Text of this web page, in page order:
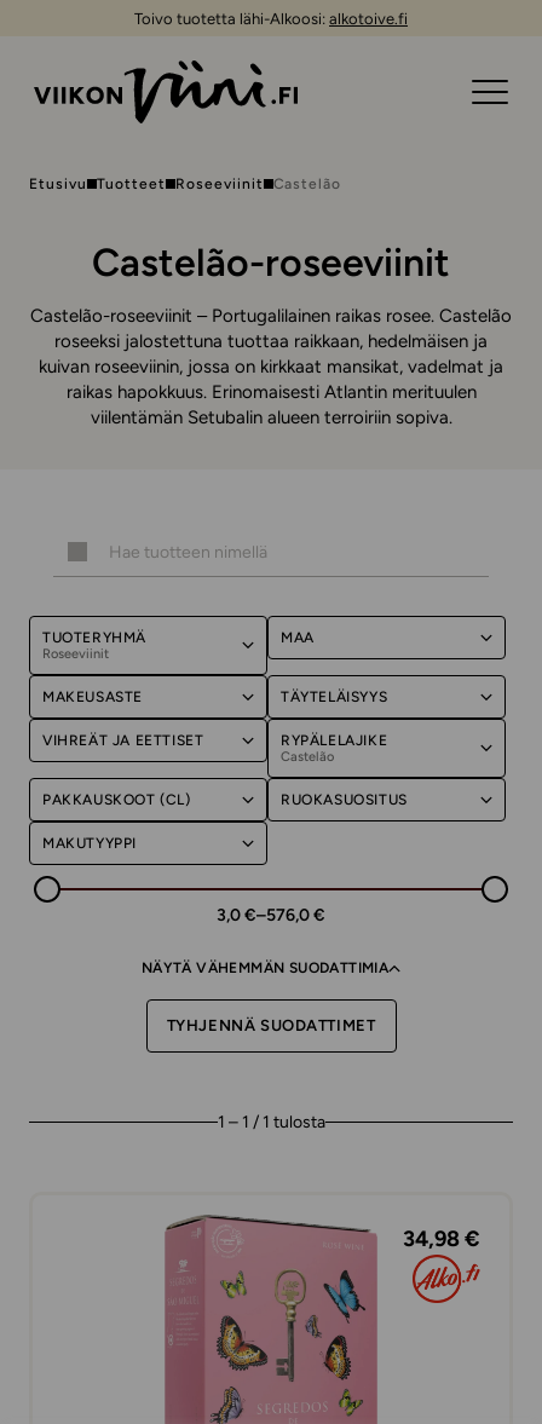
Toivo tuotetta lähi-Alkoosi: alkotoive.fi
Etusivu Tuotteet Roseeviinit Castelão
Castelão-roseeviinit
Castelão-roseeviinit – Portugalilainen raikas rosee. Castelão
roseeksi jalostettuna tuottaa raikkaan, hedelmäisen ja
kuivan roseeviinin, jossa on kirkkaat mansikat, vadelmat ja
raikas hapokkuus. Erinomaisesti Atlantin merituulen
viilentämän Setubalin alueen terroiriin sopiva.
TUOTERYHMÄ
Roseeviinit
MAA
MAKEUSASTE TÄYTELÄISYYS
VIHREÄT JA EETTISET RYPÄLELAJIKE
Castelão
PAKKAUSKOOT (CL) RUOKASUOSITUS
MAKUTYYPPI
3,0 €–576,0 €
NÄYTÄ VÄHEMMÄN SUODATTIMIA
TYHJENNÄ SUODATTIMET
1 – 1 / 1 tulosta
34,98 €